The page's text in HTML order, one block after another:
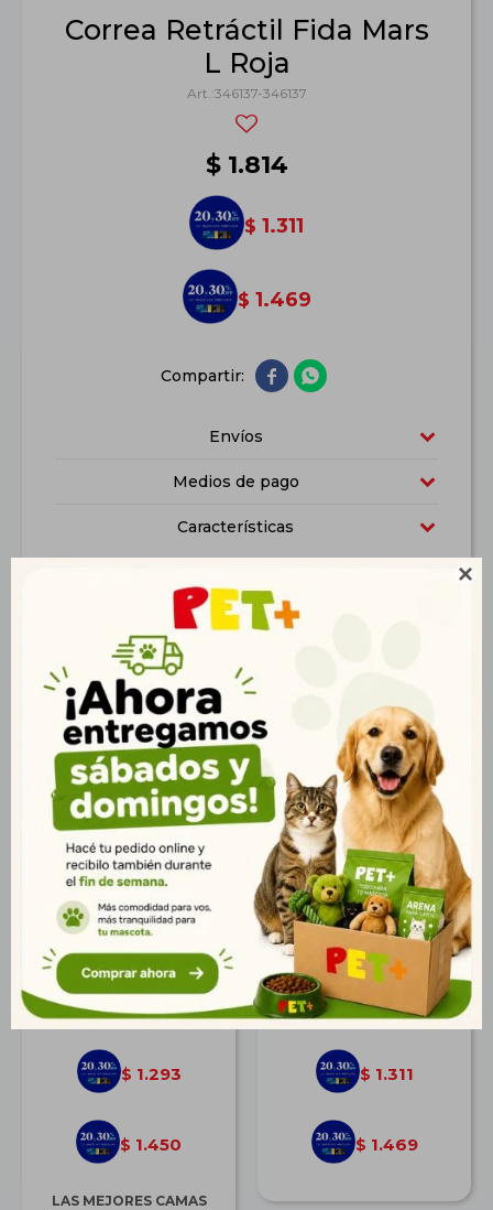

Correa Retráctil Fida Mars
L Roja
346137-346137
$ 1.814
$ 1.311
$ 1.469
 
Envíos
Medios de pago
Características
Productos que te pueden interesar
Cama Pana 70*70*20
cm
$ 1.790
$ 1.293
$ 1.450
LAS MEJORES CAMAS
Correa Retráctil Fida
Styleash L Roja
1.814
$ 1.311
$ 1.469